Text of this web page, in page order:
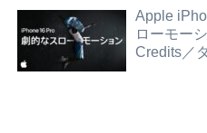
Apple
ローモー
Credits／